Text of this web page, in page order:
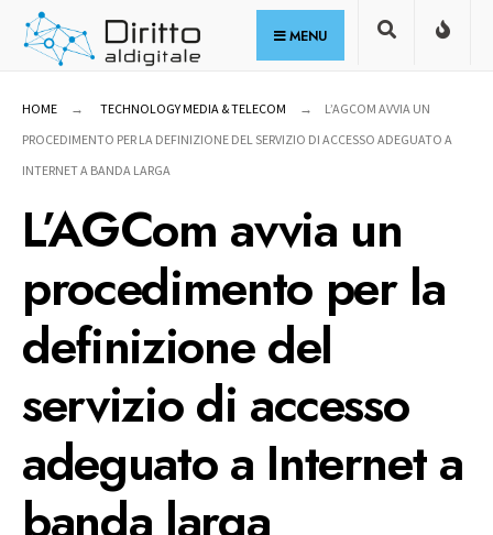
Skip
MENU
HOME TECHNOLOGY MEDIA & TELECOM
L’AGCOM AVVIA UN
PROCEDIMENTO PER LA DEFINIZIONE DEL SERVIZIO DI ACCESSO ADEGUATO A
INTERNET A BANDA LARGA
L’AGCom avvia un
procedimento per la
definizione del
servizio di accesso
adeguato a Internet a